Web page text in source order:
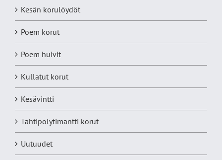
Kesän korulöydöt
Poem korut
Poem huivit
Kullatut korut
Kesävintti
Tähtipölytimantti korut
Uutuudet